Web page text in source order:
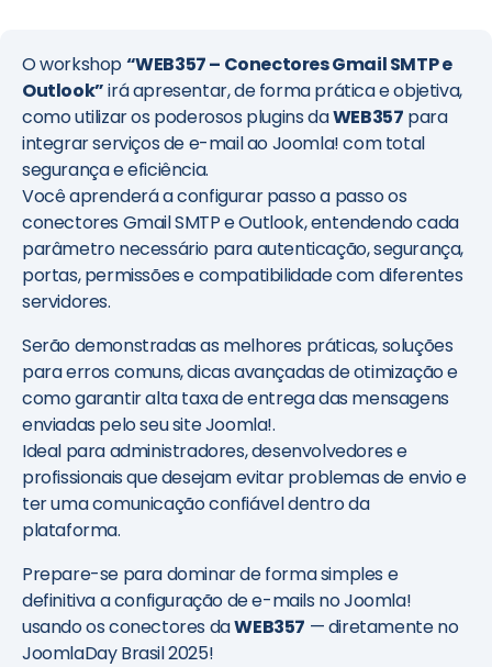
O workshop“WEB357 – Conectores Gmail SMTP e
Outlook”irá apresentar, de forma prática e objetiva,
como utilizar os poderosos plugins daWEB357 para
integrar serviços de e-mail ao Joomla! com total
segurança e eficiência.
Você aprenderá a configurar passo a passo os
conectores Gmail SMTP e Outlook, entendendo cada
parâmetro necessário para autenticação, segurança,
portas, permissões e compatibilidade com diferentes
servidores.
Serão demonstradas as melhores práticas, soluções
para erros comuns, dicas avançadas de otimização e
como garantir alta taxa de entrega das mensagens
enviadas pelo seu site Joomla!.
Ideal para administradores, desenvolvedores e
profissionais que desejam evitar problemas de envio e
ter uma comunicação confiável dentro da
plataforma.
Prepare-se para dominar de forma simples e
definitiva a configuração de e-mails no Joomla!
usando os conectores daWEB357 — diretamente no
JoomlaDay Brasil 2025!